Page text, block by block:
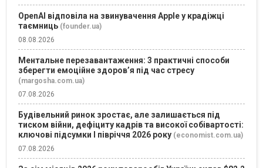
OpenAI відповіла на звинувачення Apple у крадіжці
таємниць (founder.ua)
08.08.2026
Ментальне перезавантаження: 3 практичні способи
зберегти емоційне здоров’я під час стресу
(margosha.com.ua)
07.08.2026
Будівельний ринок зростає, але залишається під
тиском війни, дефіциту кадрів та високої собівартості:
ключові підсумки І півріччя 2026 року (economist.com.ua)
07.08.2026